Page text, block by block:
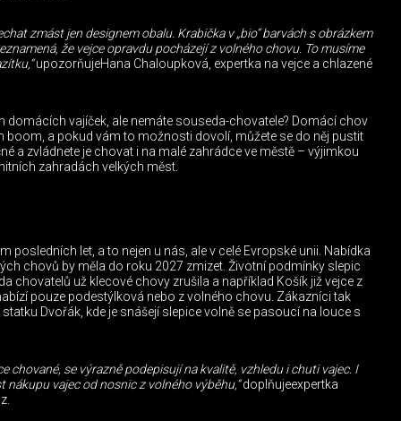
zmást jen designem obalu. Krabička v „bio“ barvách s obrázkem
že vejce opravdu pocházejí z volného chovu. To musíme
upozorňujeHana Chaloupková, expertka na vejce a chlazené
domácích vajíček, ale nemáte souseda-chovatele? Domácí chov
boom, a pokud vám to možnosti dovolí, můžete se do něj pustit
a zvládnete je chovat i na malé zahrádce ve městě – výjimkou
zahradách velkých měst.
posledních let, a to nejen u nás, ale v celé Evropské unii. Nabídka
chovů by měla do roku 2027 zmizet. Životní podmínky slepic
chovatelů už klecové chovy zrušila a například Košík již vejce z
pouze podestýlková nebo z volného chovu. Zákazníci tak
Dvořák, kde je snášejí slepice volně se pasoucí na louce s
chované, se výrazně podepisují na kvalitě, vzhledu i chuti vajec. I
nákupu vajec od nosnic z volného výběhu,“doplňujeexpertka